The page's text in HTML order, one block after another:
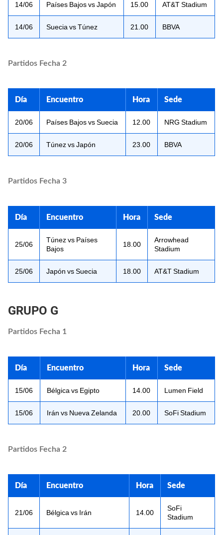
14/06 Países Bajos vs Japón 15.00 AT&T Stadium
14/06 Suecia vs Túnez 21.00 BBVA
Partidos Fecha 2
Día Encuentro Hora Sede
20/06 Países Bajos vs Suecia 12.00 NRG Stadium
20/06 Túnez vs Japón 23.00 BBVA
Partidos Fecha 3
Día Encuentro Hora Sede
25/06
Túnez vs Países
Bajos
18.00
Arrowhead
Stadium
25/06 Japón vs Suecia 18.00 AT&T Stadium
GRUPO G
Partidos Fecha 1
Día Encuentro Hora Sede
15/06 Bélgica vs Egipto 14.00 Lumen Field
15/06 Irán vs Nueva Zelanda 20.00 SoFi Stadium
Partidos Fecha 2
Día Encuentro Hora Sede
21/06 Bélgica vs Irán 14.00
SoFi
Stadium